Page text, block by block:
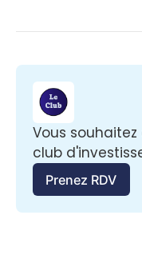
Vous
club
Prenez RDV